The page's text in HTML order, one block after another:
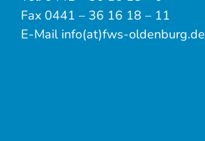
Fax 0441 – 36 16 18 – 11
E-Mail info(at)fws-oldenburg.de